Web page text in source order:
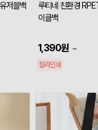
저블백
루티네 친환경
이클백
1,390원 ~
칼라인쇄